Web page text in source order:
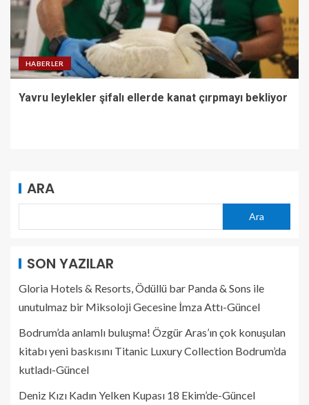
HABERLER
Yavru leylekler şifalı ellerde kanat çırpmayı bekliyor
ARA
Ara
SON YAZILAR
Gloria Hotels & Resorts, Ödüllü bar Panda & Sons ile
unutulmaz bir Miksoloji Gecesine İmza Attı-Güncel
Bodrum’da anlamlı buluşma! Özgür Aras’ın çok konuşulan
kitabı yeni baskısını Titanic Luxury Collection Bodrum’da
kutladı-Güncel
Deniz Kızı Kadın Yelken Kupası 18 Ekim’de-Güncel